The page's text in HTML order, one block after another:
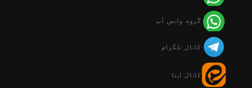
گروه واتس آپ
کانال تلگرام
کانال ایتا